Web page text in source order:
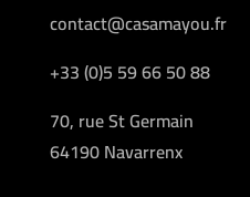
contact@casamayou.fr
+33 (0)5 59 66 50 88
70, rue St Germain
64190 Navarrenx